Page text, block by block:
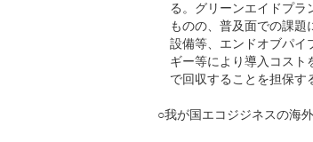
る。グリーンエイドプラ
ものの、普及面での課
設備等、エンドオブパイ
ギー等により導入コスト
で回収することを担保す
○我が国エコジジネスの海